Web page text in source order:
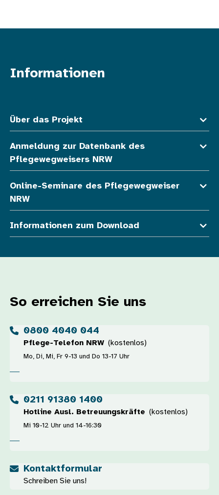
Informationen
Über das Projekt
Anmeldung zur Datenbank des
Pflegewegweisers NRW
Online-Seminare des Pflegewegweiser
NRW
Informationen zum Download
So erreichen Sie uns
0800 4040 044
Pflege-Telefon NRW (kostenlos)
Mo, Di, Mi, Fr 9-13 und Do 13-17 Uhr
0211 91380 1400
Hotline Ausl. Betreuungskräfte (kostenlos)
Mi 10-12 Uhr und 14-16:30
Kontaktformular
Schreiben Sie uns!